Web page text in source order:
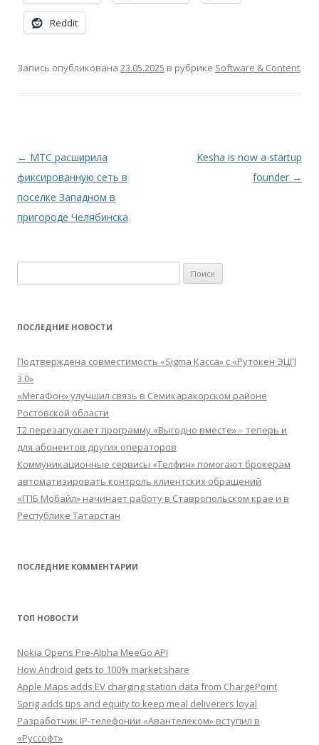
Reddit
Запись опубликована 23.05.2025 в рубрике Software & Content.
Навигация
по
записям
← МТС расширила
фиксированную сеть в
поселке Западном в
пригороде Челябинска
Kesha is now a startup
founder →
ПОСЛЕДНИЕ НОВОСТИ
Подтверждена совместимость «Sigma Касса» с «Рутокен ЭЦП
3.0»
«МегаФон» улучшил связь в Семикаракорском районе
Ростовской области
Т2 перезапускает программу «Выгодно вместе» – теперь и
для абонентов других операторов
Коммуникационные сервисы «Телфин» помогают брокерам
автоматизировать контроль клиентских обращений
«ГПБ Мобайл» начинает работу в Ставропольском крае и в
Республике Татарстан
ПОСЛЕДНИЕ КОММЕНТАРИИ
ТОП НОВОСТИ
Nokia Opens Pre-Alpha MeeGo API
How Android gets to 100% market share
Apple Maps adds EV charging station data from ChargePoint
Sprig adds tips and equity to keep meal deliverers loyal
Разработчик IP-телефонии «Авантелеком» вступил в
«Руссофт»